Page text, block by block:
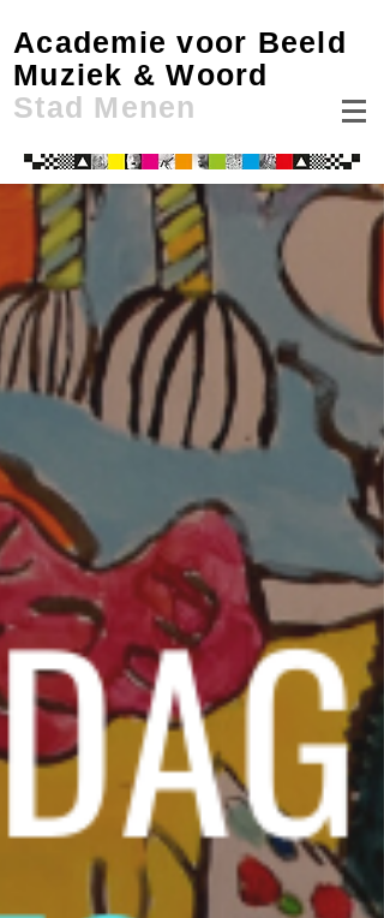
Academie voor Beeld
Muziek & Woord
Stad Menen